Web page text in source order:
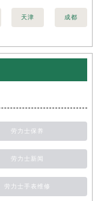
天津 成都
劳力士保养
劳力士新闻
劳力士手表维修